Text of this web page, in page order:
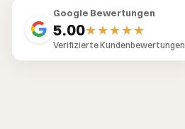
Google Bewertungen
5.00★★★★★
Verifizierte Kundenbewertungen